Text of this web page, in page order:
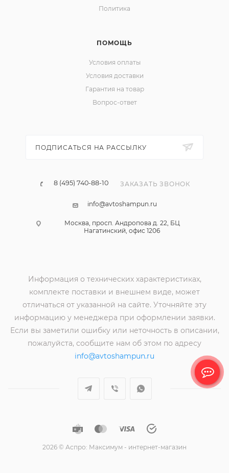
Политика
ПОМОЩЬ
Условия оплаты
Условия доставки
Гарантия на товар
Вопрос-ответ
ПОДПИСАТЬСЯ НА РАССЫЛКУ
8 (495) 740-88-10 ЗАКАЗАТЬ ЗВОНОК
info@avtoshampun.ru
Москва, просп. Андропова д. 22, БЦ
Нагатинский, офис 1206
Информация о технических характеристиках,
комплекте поставки и внешнем виде, может
отличаться от указанной на сайте. Уточняйте эту
информацию у менеджера при оформлении заявки.
Если вы заметили ошибку или неточность в описании,
пожалуйста, сообщите нам об этом по адресу
info@avtoshampun.ru
2026 © Аспро: Максимум - интернет-магазин